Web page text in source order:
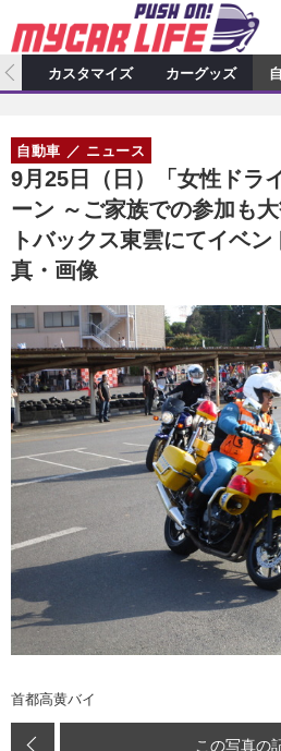
カーオーディオ
プロショップ検索
カーオーディオニュース
その他
カスタマイズ特集記事
カスタマイズニュース
カーグッズ
カーグッズ特集記事
カーグッズニュース
自動車
ニュース
スクープ
アクセスランキング
カスタマイズ カーグッズ
9月25日（日）「女性ドラ
ーン ～ご家族での参加も
トバックス東雲にてイベ
真・画像
自動車 ニュース
首都高黄バイ
この写真の